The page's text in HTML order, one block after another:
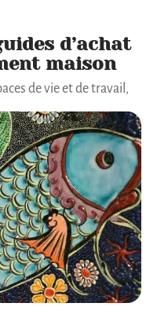
d’achat
maison
de vie et de travail,